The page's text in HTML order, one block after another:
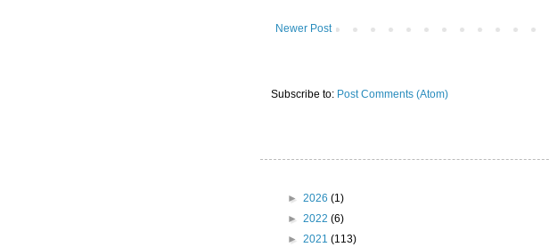
Newer Post
Subscribe to: Post Comments (Atom)
► 2026 (1)
► 2022 (6)
► 2021 (113)